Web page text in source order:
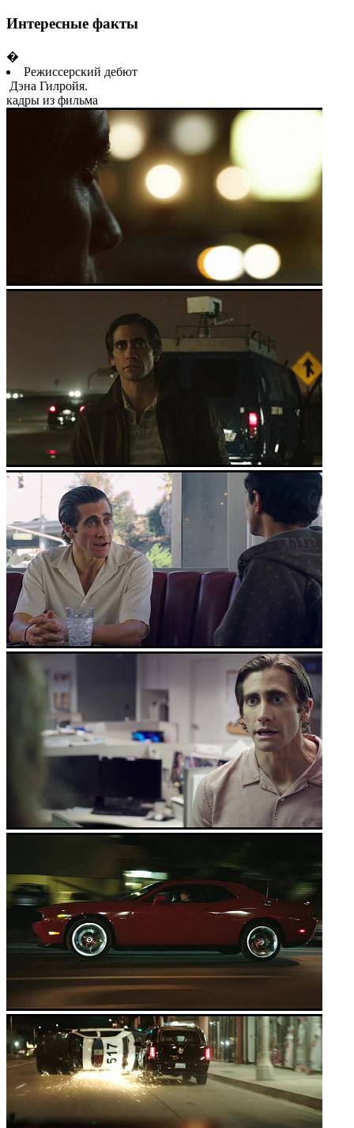
Интересные факты
�
Режиссерский дебют
Дэна Гилройя.
кадры из фильма